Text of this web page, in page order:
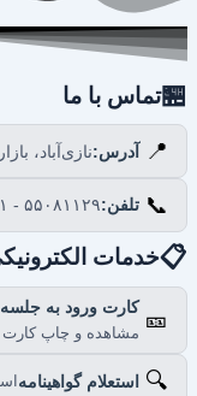
تماس با ما
📍 آدرس:نازی‌آباد،
📞 تلفن:۰۲۱ -
خدمات الکترونیکی
🎫 کارت ورود به جلسه
مشاهده و چاپ کارت
🔍 استعلام گواهینامه